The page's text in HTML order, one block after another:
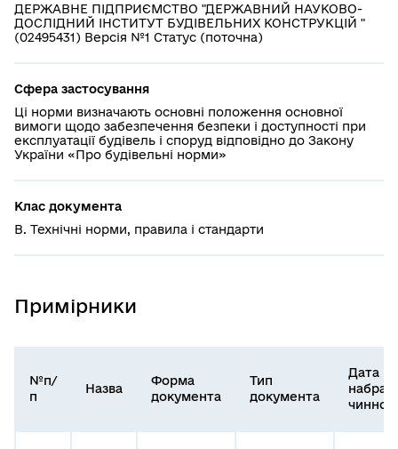
ДЕРЖАВНЕ ПІДПРИЄМСТВО "ДЕРЖАВНИЙ НАУКОВО-
ДОСЛІДНИЙ ІНСТИТУТ БУДІВЕЛЬНИХ КОНСТРУКЦІЙ "
(02495431) Версія №1 Статус (поточна)
Сфера застосування
Ці норми визначають основні положення основної
вимоги щодо забезпечення безпеки і доступності при
експлуатації будівель і споруд відповідно до Закону
України «Про будівельні норми»
Клас документа
В. Технічні норми, правила і стандарти
Примірники
№п/
п
Назва
Форма
документа
Тип
документа
Дата